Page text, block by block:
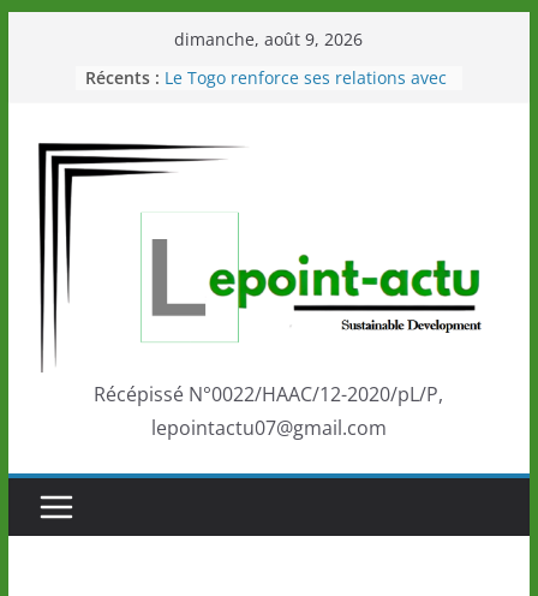
dimanche, août 9, 2026
Récents : Le Togo renforce ses relations avec
Éléphants en Côte d’Ivoire
LOTO DETENTE”, un nouveau tirage
marque de confiance au Togo sur
la scène internationale au-delà des
performances de ses athlètes
Togo: Que retenir de la politique
éducation et de l’ambition de
Récépissé N°0022/HAAC/12-2020/pL/P,
lepointactu07@gmail.com